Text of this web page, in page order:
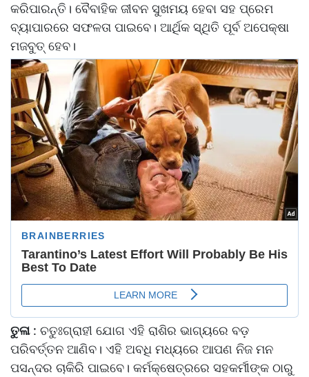
କରିପାରନ୍ତି। ବୈବାହିକ ଜୀବନ ସୁଖମୟ ହେବା ସହ ପ୍ରେମ
ବ୍ୟାପାରରେ ସଫଳତା ପାଇବେ। ଆର୍ଥିକ ସ୍ଥିତି ପୂର୍ବ ଅପେକ୍ଷା
ମଜବୁତ୍ ହେବ।
ତୁଳା : ଚତୁଃଗ୍ରାହୀ ଯୋଗ ଏହି ରାଶିର ଭାଗ୍ୟରେ ବଡ଼
ପରିବର୍ତ୍ତନ ଆଣିବ। ଏହି ଅବଧି ମଧ୍ୟରେ ଆପଣ ନିଜ ମନ
ପସନ୍ଦର ଚାକିରି ପାଇବେ। କର୍ମକ୍ଷେତ୍ରରେ ସହକର୍ମୀଙ୍କ ଠାରୁ